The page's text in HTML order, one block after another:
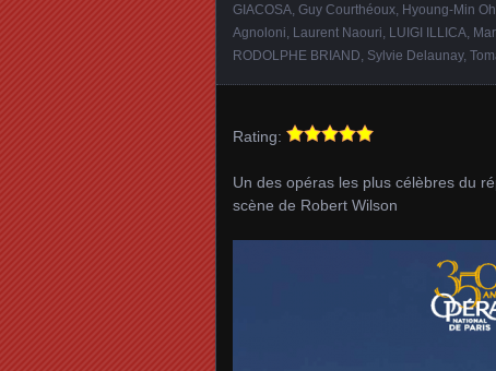
GIACOSA Guy Courthéoux Hyoung‑Min Oh
Agnoloni Laurent Naouri LUIGI ILLICA
RODOLPHE BRIAND Sylvie Delaunay,
Rating:
Un des opéras les plus célèbres du
scène de Robert Wilson